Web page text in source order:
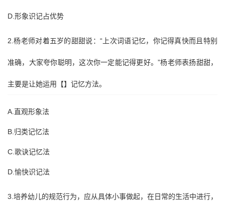
D.形象识记占优势
2.杨老师对着五岁的甜甜说：“上次词语记忆，你记得真快而且特别
准确，大家夸你聪明，这次你一定能记得更好。”杨老师表扬甜甜，
主要是让她运用【】记忆方法。
A.直观形象法
B.归类记忆法
C.歌诀记忆法
D.愉快识记法
3.培养幼儿的规范行为，应从具体小事做起，在日常的生活中进行，